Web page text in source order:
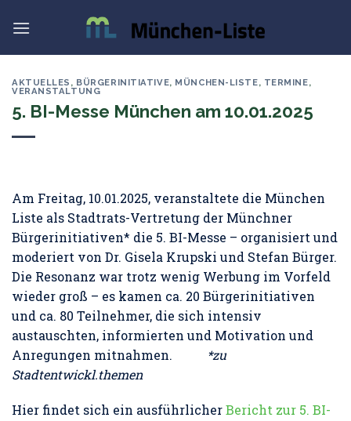
AKTUELLES , BÜRGERINITIATIVE, MÜNCHEN-LISTE, TERMINE,
VERANSTALTUNG
5. BI-Messe München am 10.01.2025
Am Freitag, 10.01.2025, veranstaltete die München
Liste als Stadtrats-Vertretung der Münchner
Bürgerinitiativen* die 5. BI-Messe – organisiert und
moderiert von Dr. Gisela Krupski und Stefan Bürger.
Die Resonanz war trotz wenig Werbung im Vorfeld
wieder groß – es kamen ca. 20 Bürgerinitiativen
und ca. 80 Teilnehmer, die sich intensiv
austauschten, informierten und Motivation und
Anregungen mitnahmen. *zu
Stadtentwickl.themen
Hier findet sich ein ausführlicherBericht zur 5. BI-